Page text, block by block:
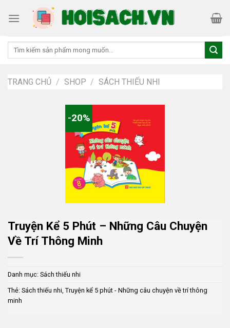
Tìm
TRANG CHỦ / SHOP / SÁCH THIẾU NHI
-20%
Truyện Kể 5 Phút – Những Câu Chuyện
Về Trí Thông Minh
Danh mục: Sách thiếu nhi
Thẻ: Sách thiếu nhi, Truyện kể 5 phút - Những câu chuyện về trí thông
minh